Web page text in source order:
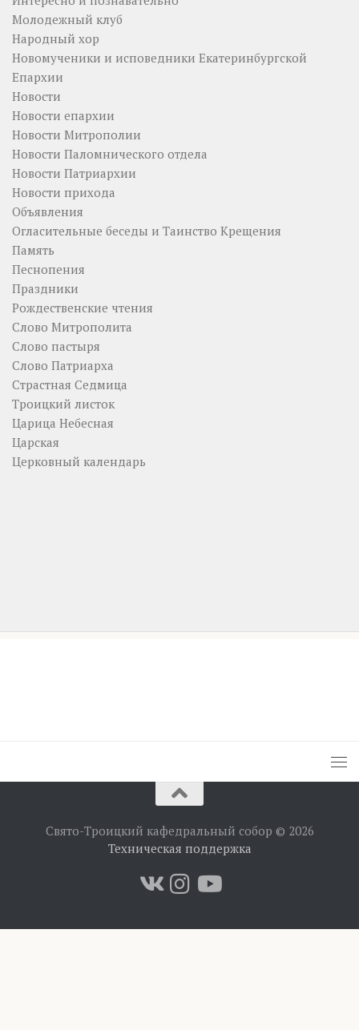
Молодежный клуб
Народный хор
Новомученики и исповедники Екатеринбургской
Епархии
Новости
Новости епархии
Новости Митрополии
Новости Паломнического отдела
Новости Патриархии
Новости прихода
Объявления
Огласительные беседы и Таинство Крещения
Память
Песнопения
Праздники
Рождественские чтения
Слово Митрополита
Слово пастыря
Слово Патриарха
Страстная Седмица
Троицкий листок
Царица Небесная
Царская
Церковный календарь
Свято-Троицкий кафедральный собор © 2026
Техническая поддержка